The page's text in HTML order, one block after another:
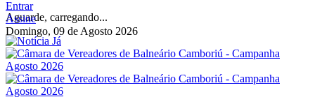
Aguarde, carregando...
Entrar
Assine
Domingo, 09 de Agosto 2026